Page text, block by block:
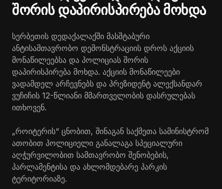
შორის დაპირისპირება მოხდა
სერბეთის დედაქალაქში მასშტაბური
ანტისამთავრობო დემონსტრაციის დროს აქციის
მონაწილეებსა და პოლიციას შორის
დაპირისპირება მოხდა. აქციის მონაწილეები
ვადამდელ არჩევნებს და პრეზიდენტ ალექსანდარ
ვუჩიჩის 12-წლიანი მმართველობის დასრულებას
ითხოვენ.
„როიტერის“ ცნობით, შინაგან საქმეთა სამინისტრომ
ათობით პოლიციელი განალაგა სპეციალური
აღჭურვილობით სამთავრობო შენობების,
პარლამენტისა და ახლომდებარე პარკის
ტერიტორიაზე.